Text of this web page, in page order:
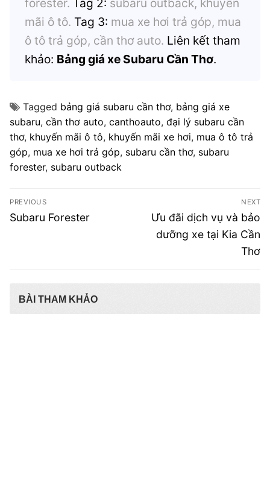
mãi ô tô. Tag 3: mua xe hơi trả góp, mua
ô tô trả góp, cần thơ auto. Liên kết tham
khảo: Bảng giá xe Subaru Cần Thơ.
Tagged bảng giá subaru cần thơ, bảng giá xe
subaru, cần thơ auto, canthoauto, đại lý subaru cần
thơ, khuyến mãi ô tô, khuyến mãi xe hơi, mua ô tô trả
góp, mua xe hơi trả góp, subaru cần thơ, subaru
forester, subaru outback
Điều
hướng
PREVIOUS
Previous
Subaru Forester
NEXT
Next
post:
Ưu đãi dịch vụ và bảo
dưỡng xe tại Kia Cần
Thơ
BÀI THAM KHẢO